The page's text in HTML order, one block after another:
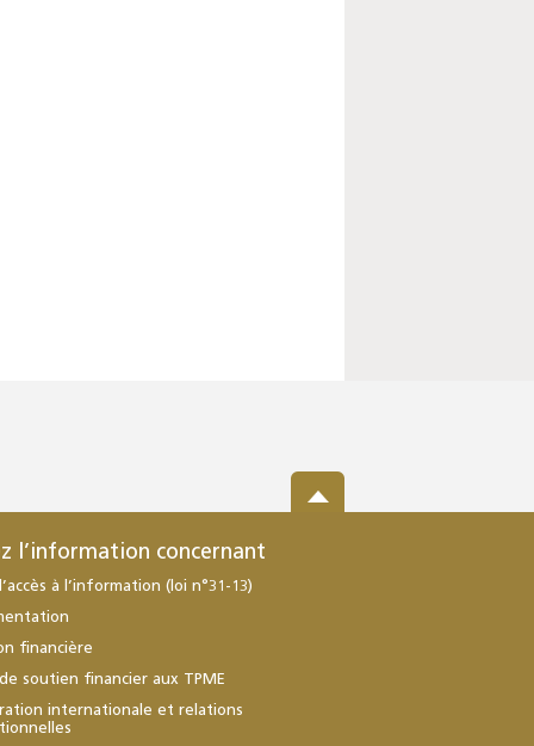
l’information concernant
à l’information (loi n°31-13)
financière
soutien financier aux TPME
internationale et relations